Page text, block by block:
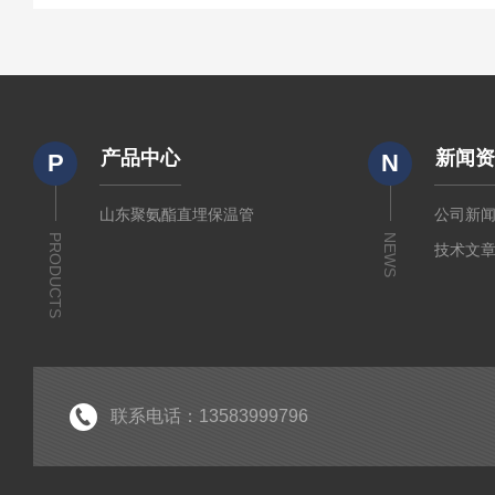
P
PRODUCTS
产品中心
山东聚氨酯直埋保温管
N
NEWS
新闻
公司新
技术文
联系电话：13583999796